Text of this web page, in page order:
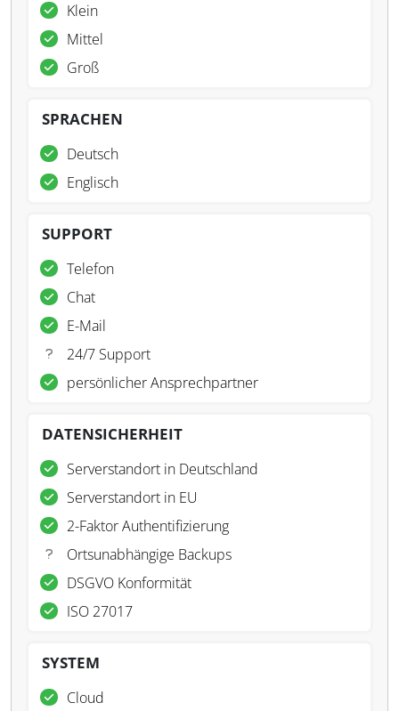
Klein
Mittel
Groß
SPRACHEN
Deutsch
Englisch
SUPPORT
Telefon
Chat
E-Mail
24/7 Support
persönlicher Ansprechpartner
DATENSICHERHEIT
Serverstandort in Deutschland
Serverstandort in EU
2-Faktor Authentifizierung
Ortsunabhängige Backups
DSGVO Konformität
ISO 27017
SYSTEM
Cloud